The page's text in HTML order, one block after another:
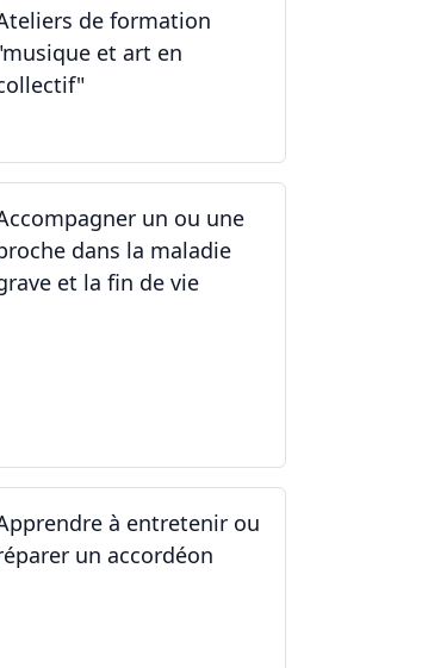
de formation
et art en
un ou une
dans la maladie
et la fin de vie
à entretenir ou
un accordéon